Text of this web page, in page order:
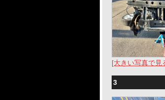
[大きい写真で見
3